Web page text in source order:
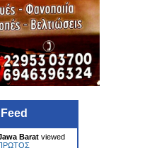
Barat viewed